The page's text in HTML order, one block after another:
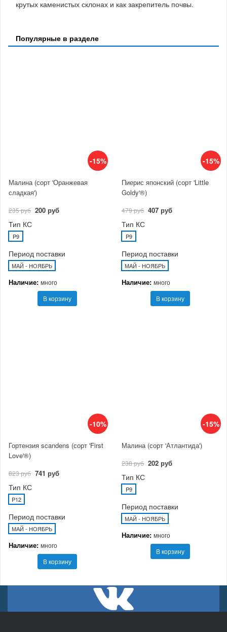
крутых каменистых склонах и как закрепитель почвы.
Популярные в разделе
-15%
Малина (сорт 'Оранжевая
сладкая')
235 руб 200 руб
Тип КС
P9
Период поставки
МАЙ - НОЯБРЬ
Наличие: много
В корзину
-15%
Пиерис японский (сорт 'Little
Goldy'®)
479 руб 407 руб
Тип КС
P9
Период поставки
МАЙ - НОЯБРЬ
Наличие: много
В корзину
-10%
Гортензия scandens (сорт 'First
Love'®)
823 руб 741 руб
Тип КС
P12
Период поставки
МАЙ - НОЯБРЬ
Наличие: много
В корзину
-15%
Малина (сорт 'Атлантида')
238 руб 202 руб
Тип КС
P9
Период поставки
МАЙ - НОЯБРЬ
Наличие: много
В корзину